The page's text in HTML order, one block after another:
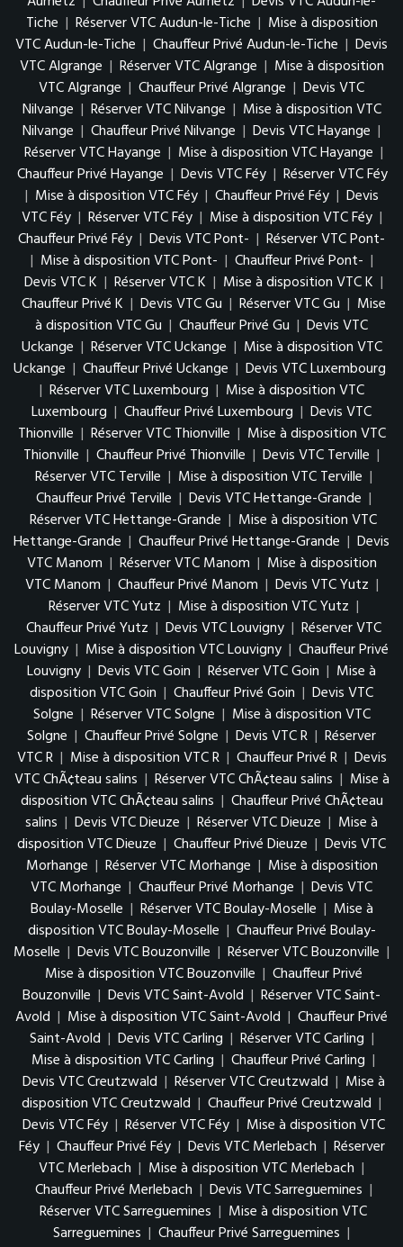
Tiche | Réserver VTC Audun-le-Tiche | Mise à disposition
VTC Audun-le-Tiche | Chauffeur Privé Audun-le-Tiche | Devis
VTC Algrange | Réserver VTC Algrange | Mise à disposition
VTC Algrange | Chauffeur Privé Algrange | Devis VTC
Nilvange | Réserver VTC Nilvange | Mise à disposition VTC
Nilvange | Chauffeur Privé Nilvange | Devis VTC Hayange |
Réserver VTC Hayange | Mise à disposition VTC Hayange |
Chauffeur Privé Hayange | Devis VTC Féy | Réserver VTC Féy
| Mise à disposition VTC Féy | Chauffeur Privé Féy | Devis
VTC Féy | Réserver VTC Féy | Mise à disposition VTC Féy |
Chauffeur Privé Féy | Devis VTC Pont- | Réserver VTC Pont-
| Mise à disposition VTC Pont- | Chauffeur Privé Pont- |
Devis VTC K | Réserver VTC K | Mise à disposition VTC K |
Chauffeur Privé K | Devis VTC Gu | Réserver VTC Gu | Mise
à disposition VTC Gu | Chauffeur Privé Gu | Devis VTC
Uckange | Réserver VTC Uckange | Mise à disposition VTC
Uckange | Chauffeur Privé Uckange | Devis VTC Luxembourg
| Réserver VTC Luxembourg | Mise à disposition VTC
Luxembourg | Chauffeur Privé Luxembourg | Devis VTC
Thionville | Réserver VTC Thionville | Mise à disposition VTC
Thionville | Chauffeur Privé Thionville | Devis VTC Terville |
Réserver VTC Terville | Mise à disposition VTC Terville |
Chauffeur Privé Terville | Devis VTC Hettange-Grande |
Réserver VTC Hettange-Grande | Mise à disposition VTC
Hettange-Grande | Chauffeur Privé Hettange-Grande | Devis
VTC Manom | Réserver VTC Manom | Mise à disposition
VTC Manom | Chauffeur Privé Manom | Devis VTC Yutz |
Réserver VTC Yutz | Mise à disposition VTC Yutz |
Chauffeur Privé Yutz | Devis VTC Louvigny | Réserver VTC
Louvigny | Mise à disposition VTC Louvigny | Chauffeur Privé
Louvigny | Devis VTC Goin | Réserver VTC Goin | Mise à
disposition VTC Goin | Chauffeur Privé Goin | Devis VTC
Solgne | Réserver VTC Solgne | Mise à disposition VTC
Solgne | Chauffeur Privé Solgne | Devis VTC R | Réserver
VTC R | Mise à disposition VTC R | Chauffeur Privé R | Devis
VTC ChÃ¢teau salins | Réserver VTC ChÃ¢teau salins | Mise à
disposition VTC ChÃ¢teau salins | Chauffeur Privé ChÃ¢teau
salins | Devis VTC Dieuze | Réserver VTC Dieuze | Mise à
disposition VTC Dieuze | Chauffeur Privé Dieuze | Devis VTC
Morhange | Réserver VTC Morhange | Mise à disposition
VTC Morhange | Chauffeur Privé Morhange | Devis VTC
Boulay-Moselle | Réserver VTC Boulay-Moselle | Mise à
disposition VTC Boulay-Moselle | Chauffeur Privé Boulay-
Moselle | Devis VTC Bouzonville | Réserver VTC Bouzonville |
Mise à disposition VTC Bouzonville | Chauffeur Privé
Bouzonville | Devis VTC Saint-Avold | Réserver VTC Saint-
Avold | Mise à disposition VTC Saint-Avold | Chauffeur Privé
Saint-Avold | Devis VTC Carling | Réserver VTC Carling |
Mise à disposition VTC Carling | Chauffeur Privé Carling |
Devis VTC Creutzwald | Réserver VTC Creutzwald | Mise à
disposition VTC Creutzwald | Chauffeur Privé Creutzwald |
Devis VTC Féy | Réserver VTC Féy | Mise à disposition VTC
Féy | Chauffeur Privé Féy | Devis VTC Merlebach | Réserver
VTC Merlebach | Mise à disposition VTC Merlebach |
Chauffeur Privé Merlebach | Devis VTC Sarreguemines |
Réserver VTC Sarreguemines | Mise à disposition VTC
Sarreguemines | Chauffeur Privé Sarreguemines |